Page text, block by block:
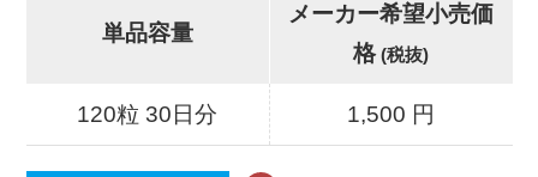
単品容量
メーカー希望小売価
格(税抜)
120粒 30日分 1,500 円